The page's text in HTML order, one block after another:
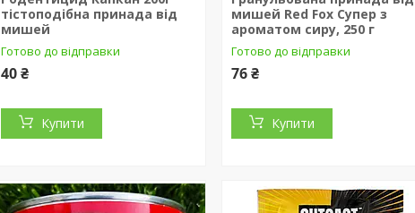
тістоподібна принада від
мишей
Готово до відправки
40 ₴
Купити
мишей Red Fox Супер з
ароматом сиру, 250 г
Готово до відправки
76 ₴
Купити